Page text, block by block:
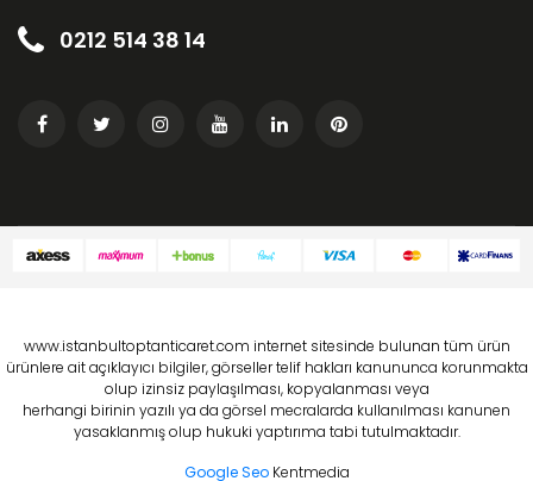
0212 514 38 14
www.istanbultoptanticaret.com internet sitesinde bulunan tüm ürün
ürünlere ait açıklayıcı bilgiler, görseller telif hakları kanununca korunmakta
olup izinsiz paylaşılması, kopyalanması veya
herhangi birinin yazılı ya da görsel mecralarda kullanılması kanunen
yasaklanmış olup hukuki yaptırıma tabi tutulmaktadır.
Google Seo Kentmedia